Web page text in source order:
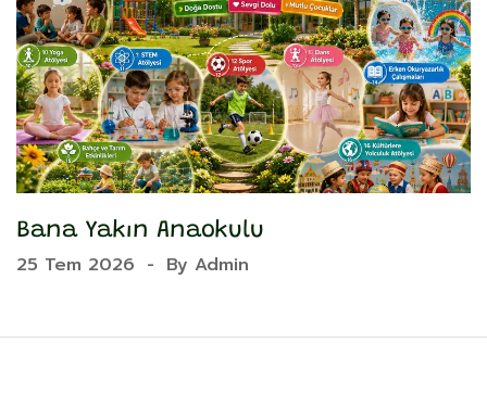
Bana Yakın Anaokulu
25 Tem 2026 - By Admin